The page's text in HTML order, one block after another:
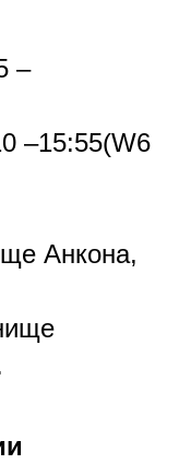
–
–15:55(W6
Анкона,